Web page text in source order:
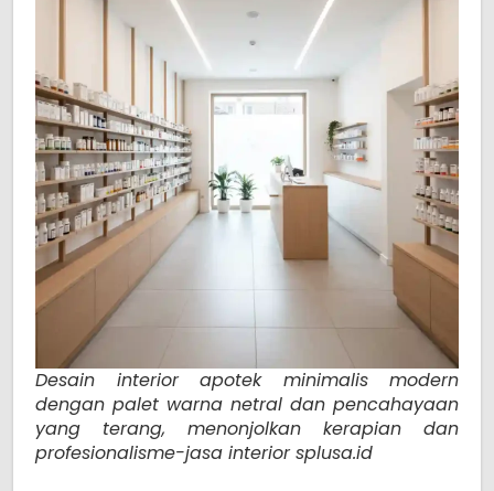
Desain interior apotek minimalis modern
dengan palet warna netral dan pencahayaan
yang terang, menonjolkan kerapian dan
profesionalisme-jasa interior splusa.id